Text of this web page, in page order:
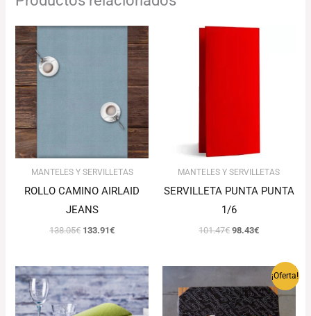
MANTELES Y SERVILLETAS
ROLLO CAMINO AIRLAID
JEANS
138.05€
El
133.91€
El
precio
actual
133.91€.
MANTELES Y SERVILLETAS
SERVILLETA PUNTA PUNTA
1/6
101.47€
El
98.43€
El
Rango
de
precios:
desde
¡Oferta!
Rango
precios:
desde